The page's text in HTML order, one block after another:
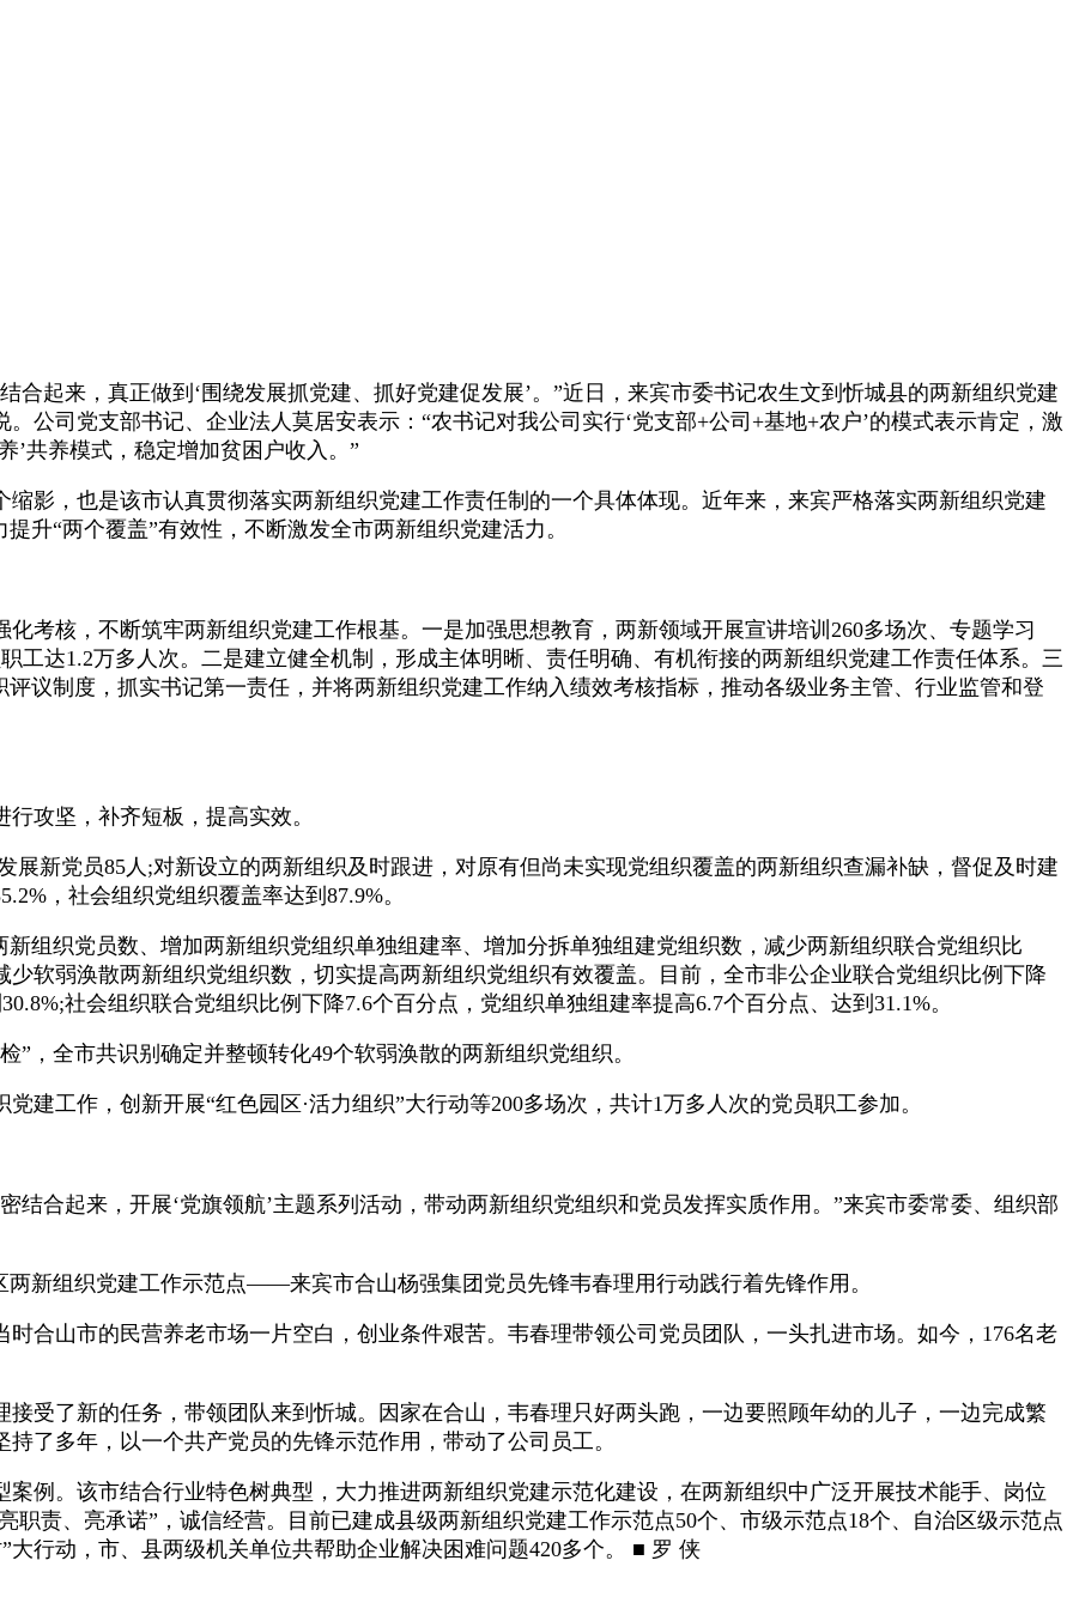
来，真正做到‘围绕发展抓党建、抓好党建促发展’。”近日，来宾市委书记农生文到忻城县的两新组织党建
司党支部书记、企业法人莫居安表示：“农书记对我公司实行‘党支部+公司+基地+农户’的模式表示肯定，激
’共养模式，稳定增加贫困户收入。”
，也是该市认真贯彻落实两新组织党建工作责任制的一个具体体现。近年来，来宾严格落实两新组织党建
升“两个覆盖”有效性，不断激发全市两新组织党建活力。
核，不断筑牢两新组织党建工作根基。一是加强思想教育，两新领域开展宣讲培训260多场次、专题学习
工达1.2万多人次。二是建立健全机制，形成主体明晰、责任明确、有机衔接的两新组织党建工作责任体系。三
议制度，抓实书记第一责任，并将两新组织党建工作纳入绩效考核指标，推动各级业务主管、行业监管和登
坚，补齐短板，提高实效。
新党员85人;对新设立的两新组织及时跟进，对原有但尚未实现党组织覆盖的两新组织查漏补缺，督促及时建
，社会组织党组织覆盖率达到87.9%。
织党员数、增加两新组织党组织单独组建率、增加分拆单独组建党组织数，减少两新组织联合党组织比
软弱涣散两新组织党组织数，切实提高两新组织党组织有效覆盖。目前，全市非公企业联合党组织比例下降
社会组织联合党组织比例下降7.6个百分点，党组织单独组建率提高6.7个百分点、达到31.1%。
全市共识别确定并整顿转化49个软弱涣散的两新组织党组织。
工作，创新开展“红色园区·活力组织”大行动等200多场次，共计1万多人次的党员职工参加。
起来，开展‘党旗领航’主题系列活动，带动两新组织党组织和党员发挥实质作用。”来宾市委常委、组织部
组织党建工作示范点——来宾市合山杨强集团党员先锋韦春理用行动践行着先锋作用。
山市的民营养老市场一片空白，创业条件艰苦。韦春理带领公司党员团队，一头扎进市场。如今，176名老
了新的任务，带领团队来到忻城。因家在合山，韦春理只好两头跑，一边要照顾年幼的儿子，一边完成繁
了多年，以一个共产党员的先锋示范作用，带动了公司员工。
。该市结合行业特色树典型，大力推进两新组织党建示范化建设，在两新组织中广泛开展技术能手、岗位
职责、亮承诺”，诚信经营。目前已建成县级两新组织党建工作示范点50个、市级示范点18个、自治区级示范点
行动，市、县两级机关单位共帮助企业解决困难问题420多个。 ■ 罗 侠